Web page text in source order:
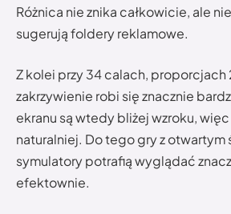
Różnica nie znika całkowicie, ale
sugerują foldery reklamowe.
Z kolei przy 34 calach, proporcjach
zakrzywienie robi się znacznie
ekranu są wtedy bliżej wzroku,
naturalniej. Do tego gry z
symulatory potrafią wyglądać
efektownie.